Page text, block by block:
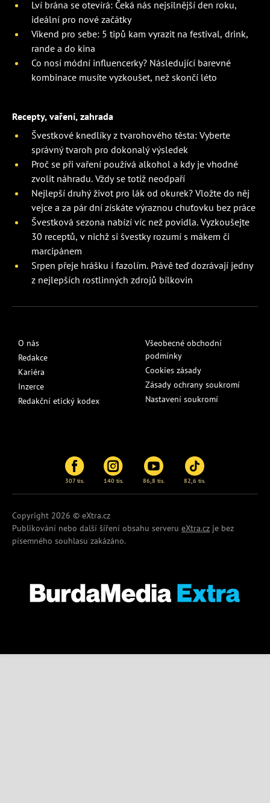
Lví brána se otevírá: Čeká nás nejsilnější den roku,
ideální pro nové začátky
Víkend pro sebe: 5 tipů kam vyrazit na festival, drink,
rande a do kina
Co nosí módní influencerky? Následující barevné
kombinace musíte vyzkoušet, než skončí léto
Recepty, vaření, zahrada
Švestkové knedlíky z tvarohového těsta: Vyberte
správný tvaroh pro dokonalý výsledek
Proč se při vaření používá alkohol a kdy je vhodné
zvolit náhradu. Vždy se totiž neodpaří
Nejlepší druhý život pro lák od okurek? Vložte do něj
vejce a za pár dní získáte výraznou chuťovku bez práce
Švestková sezona nabízí víc než povidla. Vyzkoušejte
30 receptů, v nichž si švestky rozumí s mákem či
marcipánem
Srpen přeje hrášku i fazolím. Právě teď dozrávají jedny
z nejlepších rostlinných zdrojů bílkovin
O nás
Redakce
Kariéra
Inzerce
Redakční etický kodex
Všeobecné obchodní
podmínky
Cookies zásady
Zásady ochrany soukromí
Nastavení soukromí
307 tis. 140 tis. 86,8 tis. 82,6 tis.
Copyright 2026 © eXtra.cz
Publikování nebo další šíření obsahu serveru eXtra.cz je bez
písemného souhlasu zakázáno.